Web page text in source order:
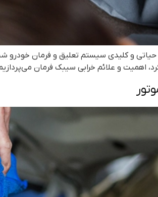
حیاتی و کلیدی سیستم تعلیق و فرمان
اهمیت و علائم خرابی سیبک فرمان